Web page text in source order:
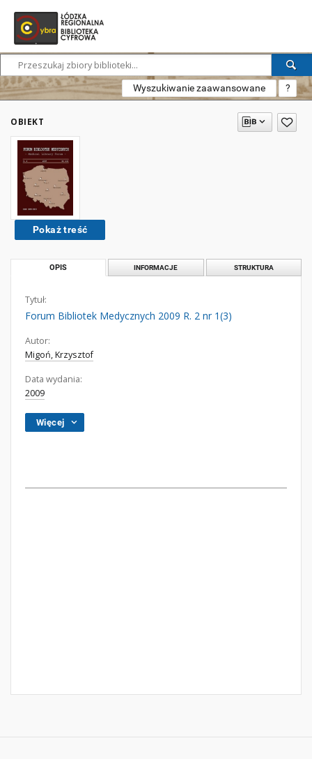
Wyszukiwanie zaawansowane ?
OBIEKT
Pokaż treść
OPIS INFORMACJE STRUKTURA
Tytuł:
Forum Bibliotek Medycznych 2009 R. 2 nr 1(3)
Autor:
Migoń, Krzysztof
Data wydania:
2009
Więcej